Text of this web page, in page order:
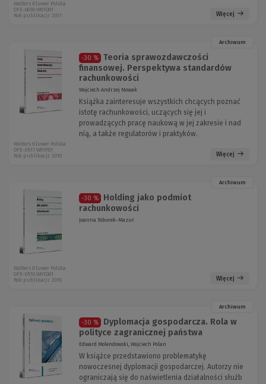
Więcej
Wolters Kluwer Polska
OFE-0650 W01D01
Rok publikacji: 2011
Archiwum
-30 %
Teoria sprawozdawczości
finansowej. Perspektywa standardów
rachunkowości
Wojciech Andrzej Nowak
Książka zainteresuje wszystkich chcących poznać
istotę rachunkowości, uczących się jej i
prowadzących pracę naukową w jej zakresie i nad
nią, a także regulatorów i praktyków.
Więcej
Wolters Kluwer Polska
OFE-0517 W01P01
Rok publikacji: 2010
Archiwum
-30 %
Holding jako podmiot
rachunkowości
Joanna Toborek-Mazur
Więcej
Wolters Kluwer Polska
OFE-0510 W01D01
Rok publikacji: 2010
Archiwum
-30 %
Dyplomacja gospodarcza. Rola w
polityce zagranicznej państwa
Edward Molendowski, Wojciech Polan
W książce przedstawiono problematykę
nowoczesnej dyplomacji gospodarczej. Autorzy nie
ograniczają się do naświetlenia działalności służb